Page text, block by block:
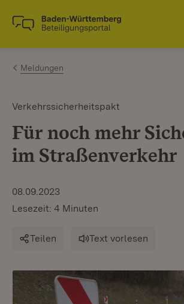
Zum Inhalt springen
Link zur Startseite
Meldungen
Verkehrssicherheitspakt
Für noch mehr
im Straßenverkehr
08.09.2023
Lesezeit: 4 Minuten
Teilen Text vorlesen